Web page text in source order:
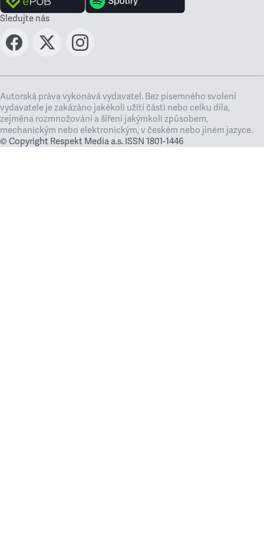
Sledujte nás
Autorská práva vykonává vydavatel. Bez písemného svolení
vydavatele je zakázáno jakékoli užití částí nebo celku díla,
zejména rozmnožování a šíření jakýmkoli způsobem,
mechanickým nebo elektronickým, v českém nebo jiném jazyce.
© Copyright Respekt Media a.s. ISSN 1801-1446